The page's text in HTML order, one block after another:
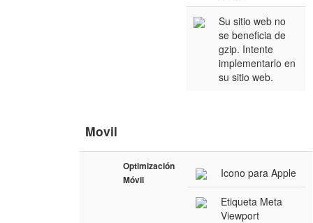
Su sitio web no
se beneficia de
gzip. Intente
implementarlo en
su sitio web.
Movil
Optimización
Móvil
Icono para Apple
Etiqueta Meta
Viewport